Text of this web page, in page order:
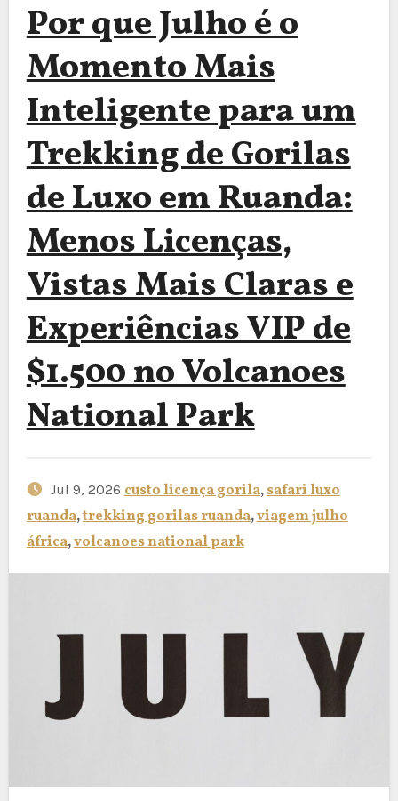
Por que Julho é o
Momento Mais
Inteligente para um
Trekking de Gorilas
de Luxo em Ruanda:
Menos Licenças,
Vistas Mais Claras e
Experiências VIP de
$1.500 no Volcanoes
National Park
Jul 9, 2026 custo licença gorila,safari luxo
ruanda,trekking gorilas ruanda,viagem julho
áfrica,volcanoes national park